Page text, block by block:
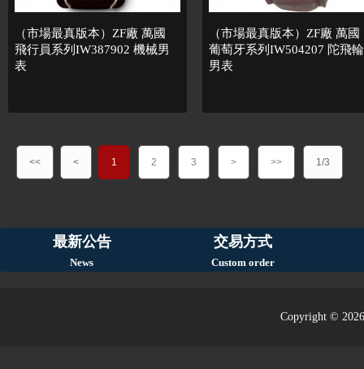
（市場最真版本）ZF廠 萬國
飛行員系列IW387902 機械男
表
（市場最真版本）ZF廠 萬國
葡萄牙系列IW504207 陀飛輪
男表
<< < 1 2 3 > >> 1/3
最新公告
News
交易方式
Custom order
Copyright ©